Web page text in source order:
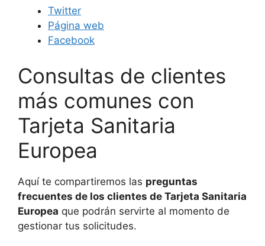
Twitter
Página web
Facebook
Consultas de clientes
más comunes con
Tarjeta Sanitaria
Europea
Aquí te compartiremos las preguntas
frecuentes de los clientes de Tarjeta Sanitaria
Europea que podrán servirte al momento de
gestionar tus solicitudes.